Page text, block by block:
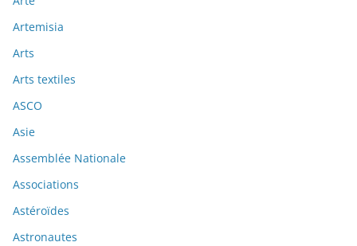
Artemisia
Arts
Arts textiles
ASCO
Asie
Assemblée Nationale
Associations
Astéroïdes
Astronautes